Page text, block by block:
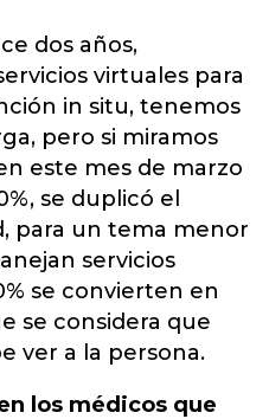
dos años,
virtuales para
in situ, tenemos
pero si miramos
este mes de marzo
se duplicó el
para un tema menor
servicios
se convierten en
se considera que
ver a la persona.
los médicos que